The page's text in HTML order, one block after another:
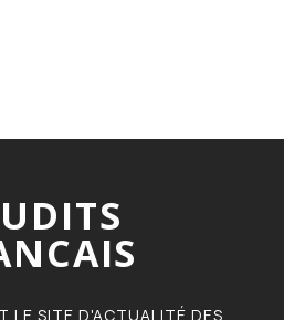
LE SITE D'ACTUALITÉ DES